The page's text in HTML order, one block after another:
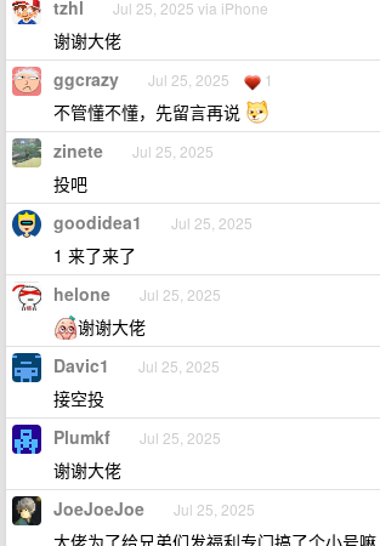
tzhl Jul 25, 2025 via iPhone
谢谢大佬
ggcrazy Jul 25, 2025 1
不管懂不懂，先留言再说
zinete Jul 25, 2025
投吧
goodidea1 Jul 25, 2025
1 来了来了
helone Jul 25, 2025
谢谢大佬
Davic1 Jul 25, 2025
接空投
Plumkf Jul 25, 2025
谢谢大佬
JoeJoeJoe Jul 25, 2025
大佬为了给兄弟们发福利专门搞了个小号嘛